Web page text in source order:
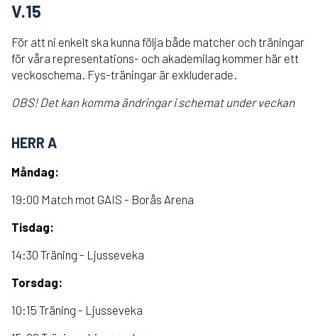
V.15
För att ni enkelt ska kunna följa både matcher och träningar
för våra representations- och akademilag kommer här ett
veckoschema. Fys-träningar är exkluderade.
OBS! Det kan komma ändringar i schemat under veckan
HERR A
Måndag:
19:00 Match mot GAIS - Borås Arena
Tisdag:
14:30 Träning - Ljusseveka
Torsdag:
10:15 Träning - Ljusseveka